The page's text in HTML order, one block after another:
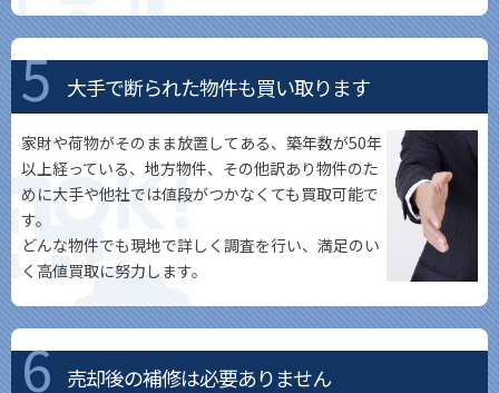
大手で断られた物件も買い取ります
家財や荷物がそのまま放置してある、築年数が50年
以上経っている、地方物件、その他訳あり物件のた
めに大手や他社では値段がつかなくても買取可能で
す。
どんな物件でも現地で詳しく調査を行い、満足のい
く高値買取に努力します。
売却後の補修は必要ありません